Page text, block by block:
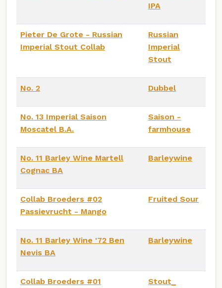
IPA
Pieter De Grote - Russian
Imperial Stout Collab
Russian
Imperial
Stout
No. 2 Dubbel
No. 13 Imperial Saison
Moscatel B.A.
Saison -
farmhouse
No. 11 Barley Wine Martell
Cognac BA
Barleywine
Collab Broeders #02
Passievrucht - Mango
Fruited Sour
No. 11 Barley Wine '72 Ben
Nevis BA
Barleywine
Collab Broeders #01 Stout_